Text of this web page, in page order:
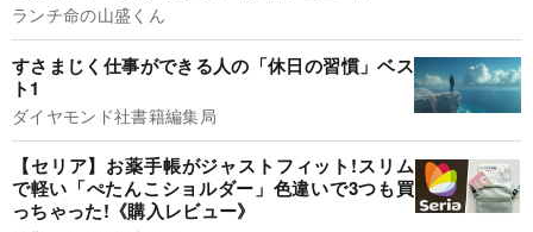
ランチ命の山盛くん
すさまじく仕事ができる人の「休日の習慣」ベス
ト1
ダイヤモンド社書籍編集局
【セリア】お薬手帳がジャストフィット!スリム
で軽い「ぺたんこショルダー」色違いで3つも買
っちゃった!《購入レビュー》